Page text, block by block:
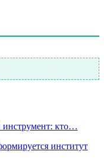
инструмент: кто…
институт